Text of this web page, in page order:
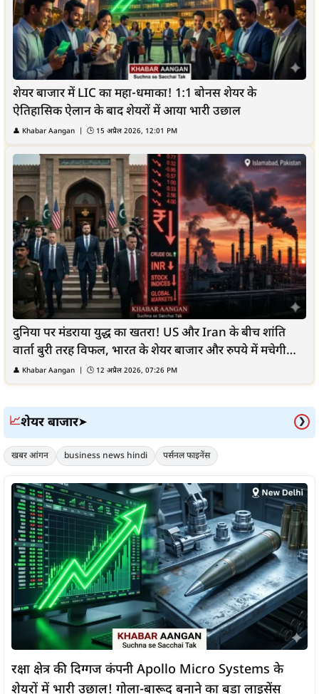
शेयर बाजार में LIC का महा-धमाका! 1:1 बोनस शेयर के
ऐतिहासिक ऐलान के बाद शेयरों में आया भारी उछाल
👤 Khabar Aangan | 🕒 15 अप्रैल 2026, 12:01 PM
दुनिया पर मंडराया युद्ध का खतरा! US और Iran के बीच शांति
वार्ता बुरी तरह विफल, भारत के शेयर बाजार और रुपये में मचेगी
भारी...
👤 Khabar Aangan | 🕒 12 अप्रैल 2026, 07:26 PM
📈शेयर बाजार➤ ❯
खबर आंगन business news hindi पर्सनल फाइनेंस
रक्षा क्षेत्र की दिग्गज कंपनी Apollo Micro Systems के
शेयरों में भारी उछाल! गोला-बारूद बनाने का बड़ा लाइसेंस